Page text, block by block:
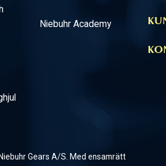
Niebuhr Academy
Gears A/S. Med ensamrätt